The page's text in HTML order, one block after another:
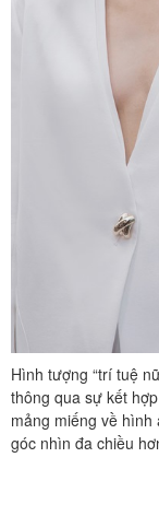
Hình tượng “trí tuệ
thông qua sự kết
mảng miếng về
góc nhìn đa chiều